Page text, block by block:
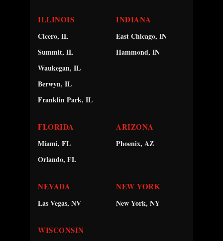
ILLINOIS
Cicero, IL
Summit, IL
Waukegan, IL
Berwyn, IL
Franklin Park, IL
INDIANA
East Chicago, IN
Hammond, IN
FLORIDA
Miami, FL
Orlando, FL
ARIZONA
Phoenix, AZ
NEVADA
Las Vegas, NV
NEW YORK
New York, NY
WISCONSIN